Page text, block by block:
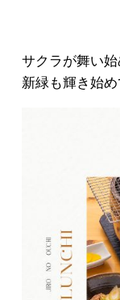
サクラが舞い始
新緑も輝き始め